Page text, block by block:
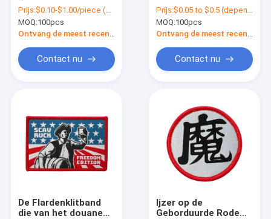
van de Kleurenkleding
op Geweven
Kenteken
Eco
Prijs:$0.10-$1.00/piece (depends on the design and order quantity)
MOQ:100pcs
Contact nu
Gevolgde Pantone-
Kleur
Prijs:$0.05 to $0.5 (depends on the design and order quantity)
MOQ:100pcs
Contact nu
De Flardenklitband
die van het douane
Ijzer op de
Geborduurde Rode